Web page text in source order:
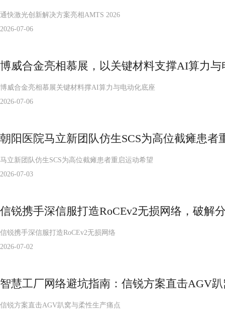
通快激光创新解决方案亮相AMTS 2026
2026-07-06
博威合金亮相慕展，以关键材料支撑AI算力与
博威合金亮相慕展关键材料撑AI算力与电动化底座
2026-07-06
朝阳医院马立新团队仿生SCS为高位截瘫患者
马立新团队仿生SCS为高位截瘫患者重启运动希望
2026-07-03
信锐携手深信服打造RoCEv2无损网络，破解
信锐携手深信服打造RoCEv2无损网络
2026-07-02
智慧工厂网络避坑指南：信锐方案直击AGV
信锐方案直击AGV趴窝与柔性生产痛点